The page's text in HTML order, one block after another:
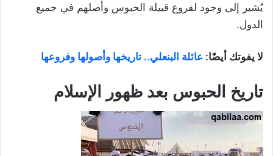
يُشير إلى وجود لفروع قبيلة الحبوس وأصلهم في جميع
الدول.
لا يفوتك أيضًا: عائلة البنعلي.. تاريخها وأصولها وفروعها
تاريخ الحبوس بعد ظهور الإسلام